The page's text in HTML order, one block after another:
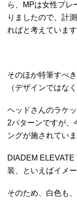
ら、MPは女性プレ
りましたので、計
ればと考えています
そのほか特筆すべ
（デザインではな
ヘッドさんのラケ
2パターンですが、
ングが施されていま
DIADEM
装、といえばイメ
そのため、白色も